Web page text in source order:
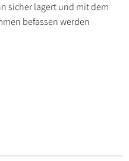
sicher lagert und mit dem
befassen werden